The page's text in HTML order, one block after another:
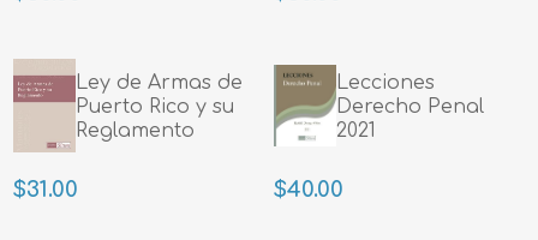
Ley de Armas de
Puerto Rico y su
Reglamento
$31.00
Lecciones
Derecho Penal
2021
$40.00